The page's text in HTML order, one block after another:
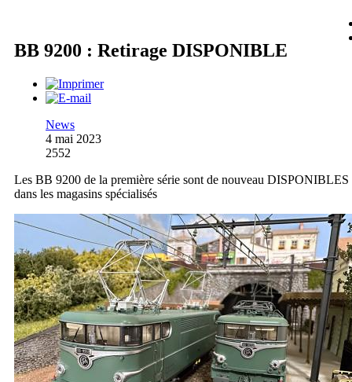
BB 9200 : Retirage DISPONIBLE
News
4 mai 2023
2552
Les BB 9200 de la première série sont de nouveau DISPONIBLES
dans les magasins spécialisés